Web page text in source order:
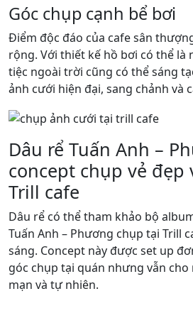
Góc chụp cạnh bể bơi
Điểm độc đáo của cafe sân
rộng. Với thiết kế hồ bơi có thể là
tiệc ngoài trời cũng có thể sáng
ảnh cưới hiện đại, sang chảnh và
Dâu rể Tuấn Anh –
concept chụp vẻ đẹp
Trill cafe
Dâu rể có thể tham khảo bộ
Tuấn Anh – Phương chụp tại Trill
sáng. Concept này được set up
góc chụp tại quán nhưng vẫn
mạn và tự nhiên.